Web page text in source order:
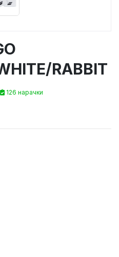
RABBIT
126 нарачки